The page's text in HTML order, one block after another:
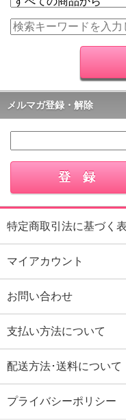
メルマガ登録・解除
特定商取引法に基づく
マイアカウント
お問い合わせ
支払い方法について
配送方法･送料について
プライバシーポリシー